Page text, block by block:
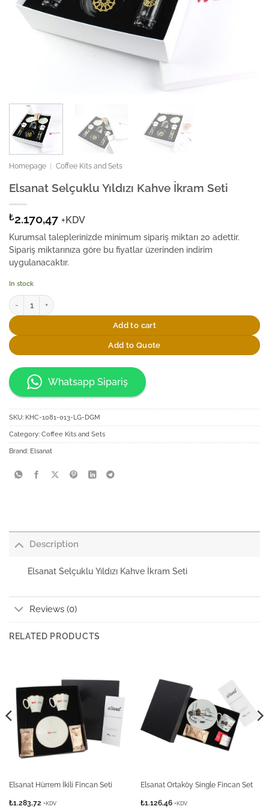
Homepage Coffee Kits and Sets
Elsanat Selçuklu Yıldızı Kahve İkram Seti
₺2.170,47 +KDV
Kurumsal taleplerinizde minimum sipariş miktarı 20 adettir.
Sipariş miktarınıza göre bu fiyatlar üzerinden indirim
uygulanacaktır.
In stock
Elsanat Selçuklu Yıldızı Kahve İkram Seti quantity
Add to cart
Add to Quote
Whatsapp Sipariş
SKU: KHC-1081-013-LG-DGM
Category: Coffee Kits and Sets
Brand: Elsanat
Description
Elsanat Selçuklu Yıldızı Kahve İkram Seti
Reviews (0)
RELATED PRODUCTS
Elsanat Hürrem İkili Fincan Seti
₺1.283,72 +KDV
Elsanat Ortaköy Single Fincan Set
₺1.126,46 +KDV